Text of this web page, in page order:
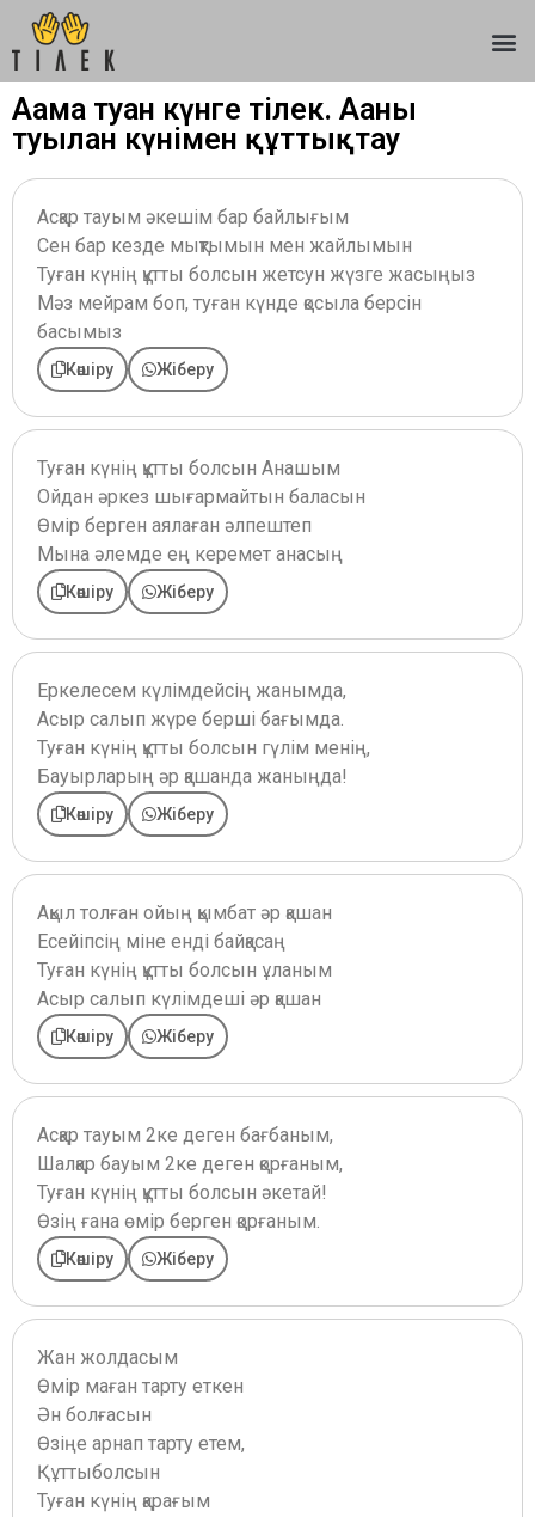
Ағама туған күнге тілек. Ағаны
туылған күнімен құттықтау
Асқар тауым әкешім бар байлығым
Сен бар кезде мықтымын мен жайлымын
Туған күнің құтты болсын жетсун жүзге жасыңыз
Мәз мейрам боп, туған күнде қосыла берсін
басымыз
Көшіру Жіберу
Туған күнің құтты болсын Анашым
Ойдан әркез шығармайтын баласын
Өмір берген аялаған әлпештеп
Мына әлемде ең керемет анасың
Көшіру Жіберу
Еркелесем күлімдейсің жанымда,
Асыр салып жүре берші бағымда.
Туған күнің құтты болсын гүлім менің,
Бауырларың әр қашанда жаныңда!
Көшіру Жіберу
Ақыл толған ойың қымбат әр қашан
Есейіпсің міне енді байқасаң
Туған күнің құтты болсын ұланым
Асыр салып күлімдеші әр қашан
Көшіру Жіберу
Асқар тауым 2ке деген бағбаным,
Шалқар бауым 2ке деген қорғаным,
Туған күнің құтты болсын әкетай!
Өзің ғана өмір берген қорғаным.
Көшіру Жіберу
Жан жолдасым
Өмір маған тарту еткен
Ән болғасын
Өзіңе арнап тарту етем,
Құттыболсын
Туған күнің қарағым